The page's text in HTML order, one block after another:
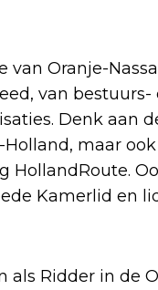
van Oranje-
van
Denk aan
maar
Kamerlid en
als Ridder in de